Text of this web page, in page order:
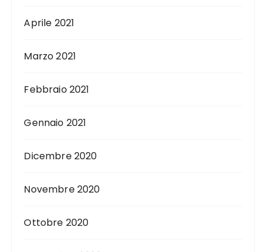
Aprile 2021
Marzo 2021
Febbraio 2021
Gennaio 2021
Dicembre 2020
Novembre 2020
Ottobre 2020